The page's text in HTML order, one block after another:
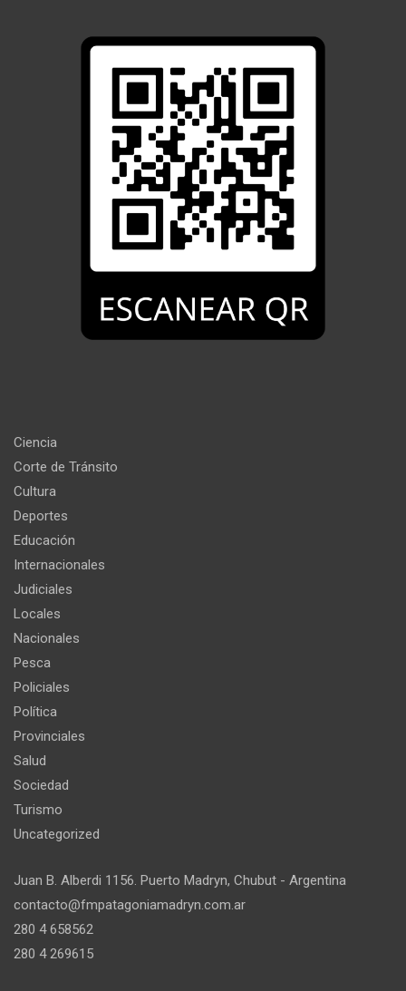
Ciencia
Corte de Tránsito
Cultura
Deportes
Educación
Internacionales
Judiciales
Locales
Nacionales
Pesca
Policiales
Política
Provinciales
Salud
Sociedad
Turismo
Uncategorized
Juan B. Alberdi 1156. Puerto Madryn, Chubut - Argentina
contacto@fmpatagoniamadryn.com.ar
280 4 658562
280 4 269615